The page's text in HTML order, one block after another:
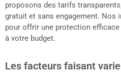
proposons des tarifs
gratuit et sans engagement. Nos
pour offrir une protection efficace
à votre budget.
Les facteurs faisant